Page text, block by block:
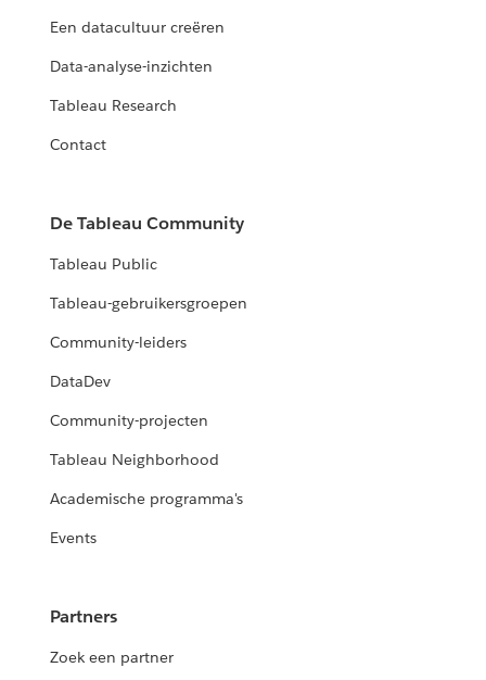
Een datacultuur creëren
Data-analyse-inzichten
Tableau Research
Contact
De Tableau Community
Tableau Public
Tableau-gebruikersgroepen
Community-leiders
DataDev
Community-projecten
Tableau Neighborhood
Academische programma's
Events
Partners
Zoek een partner